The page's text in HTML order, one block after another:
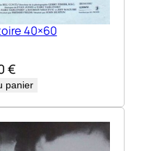
40×60
€
panier